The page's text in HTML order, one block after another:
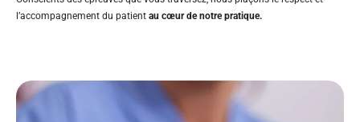
l’accompagnement du patient au cœur de notre pratique.